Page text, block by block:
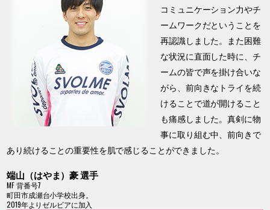
コミュニケーション力やチ
ームワークだということを
再認識しました。また困難
な状況に直面した時に、チ
ームの皆で声を掛け合いな
がら、前向きなトライを続
けることで道が開けること
も痛感しました。真剣に物
事に取り組む中、前向きで
あり続けることの重要性を肌で感じることができました。
端山（はやま）豪 選手
MF 背番号7
町田市成瀬台小学校出身。
2019年よりゼルビアに加入